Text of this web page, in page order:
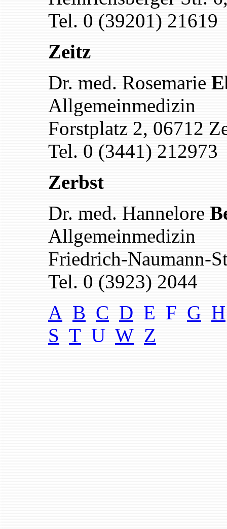
Tel. 0 (39201) 21619
Zeitz
Dr. med. Rosemarie
Allgemeinmedizin
Forstplatz 2, 06712
Tel. 0 (3441) 212973
Zerbst
Dr. med. Hannelore
Allgemeinmedizin
Friedrich-Naumann-
Tel. 0 (3923) 2044
A B C D E F G H
S T U W Z